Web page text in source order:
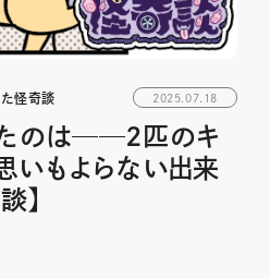
た怪奇談 2025.07.18
のは──2匹のキ
いもよらない出来
】